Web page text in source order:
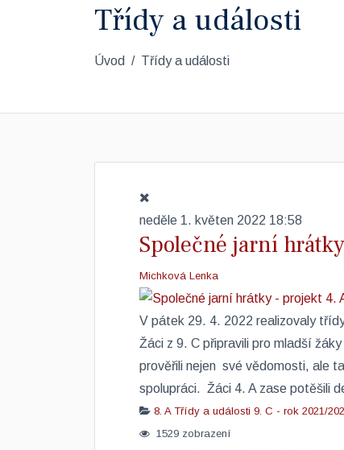
Třídy a události
Úvod Třídy a události
neděle 1. květen 2022 18:58
Společné jarní
Michková Lenka
​V pátek 29. 4. 2022 realizovaly
Žáci z 9. C připravili pro mladší
prověřili nejen své vědomosti, ale
spolupráci. Žáci 4. A zase potěšili
8. A Třídy a události 9. C - rok 2021/
1529 zobrazení